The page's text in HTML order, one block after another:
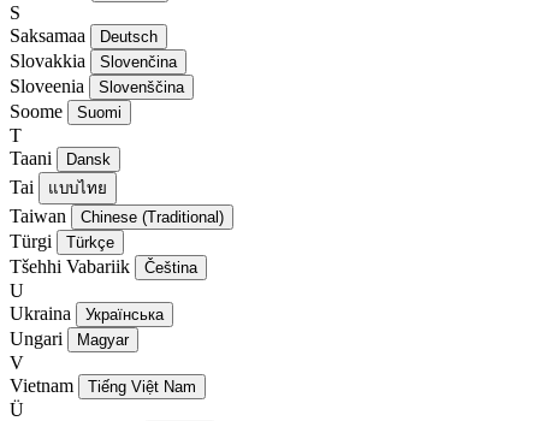
S
Saksamaa
Deutsch
Slovakkia Slovenčina
Sloveenia Slovenščina
Soome Suomi
T
Taani
Dansk
Tai แบบไทย
Taiwan Chinese (Traditional)
Türgi Türkçe
Tšehhi Vabariik Čeština
U
Ukraina
Українська
Ungari Magyar
V
Vietnam
Tiếng Việt Nam
Ü